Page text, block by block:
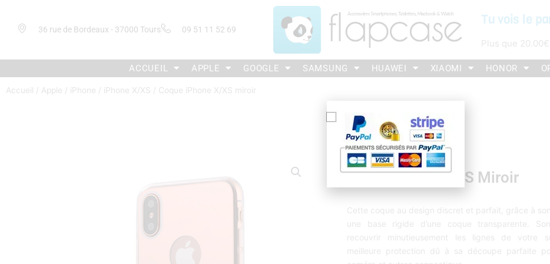
36 rue de Bordeaux - 37000 Tours 09 51 11 52 69
Tu vois le
Plus que 20.00€
ACCUEIL APPLE GOOGLE SAMSUNG HUAWEI XIAOMI HONOR
Accueil / Apple / iPhone / iPhone X/XS / Coque iPhone X/XS miroir
Coque IPhone X/XS Miroir
Cette coque au design discret et parfait, grâce à
une base rigide d’une coque transparente.
recouvrir minutieusement les lignes de votre
meilleure protection dû à sa découpe parfaite